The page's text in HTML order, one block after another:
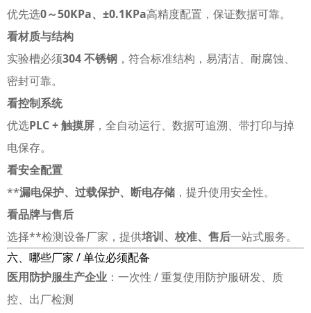
优先选0～50KPa、±0.1KPa高精度配置，保证数据可靠。
看材质与结构
实验槽必须304 不锈钢 ，符合标准结构，易清洁、耐腐蚀、
密封可靠。
看控制系统
优选PLC + 触摸屏 ，全自动运行、数据可追溯、带打印与掉
电保存。
看安全配置
**漏电保护、过载保护、断电存储 ，提升使用安全性。
看品牌与售后
选择**检测设备厂家，提供培训、校准、售后一站式服务。
六、哪些厂家 / 单位必须配备
医用防护服生产企业 ：一次性 / 重复使用防护服研发、质
控、出厂检测